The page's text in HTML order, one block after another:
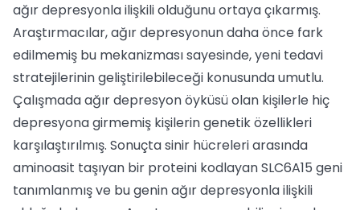
ağır depresyonla ilişkili oldu­ğunu ortaya çıkarmış.
Araştırmacılar, ağır depresyonun daha önce fark
edilmemiş bu mekanizması sayesinde, yeni tedavi
stra­tejilerinin geliştirilebileceği konusunda umutlu.
Çalışmada ağır depresyon öykü­sü olan kişilerle hiç
depresyona girmemiş kişilerin genetik özellikleri
karşılaştırılmış. Sonuçta sinir hücreleri arasında
aminoasit taşıyan bir proteini kodlayan SLC6A15 geni
tanımlanmış ve bu genin ağır depres­yonla ilişkili